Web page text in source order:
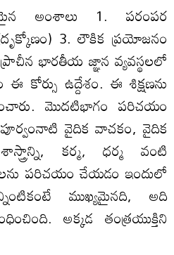
అంశాలు 1. పరంపర
3. లౌకిక ప్రయోజనం
భారతీయ జ్ఞాన వ్యవస్థలలో
కోర్సు ఉద్దేశం. ఈ శిక్షణను
మొదటిభాగం పరిచయం
వైదిక వాచకం, వైదిక
కర్మ, ధర్మ వంటి
పరిచయం చేయడం ఇందులో
ముఖ్యమైనది, అది
అక్కడ తంత్రయుక్తిని